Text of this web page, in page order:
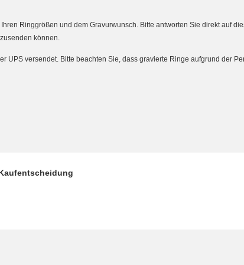
Ringgrößen und dem Gravurwunsch. Bitte antworten Sie direkt auf
können.
versendet. Bitte beachten Sie, dass gravierte Ringe aufgrund der